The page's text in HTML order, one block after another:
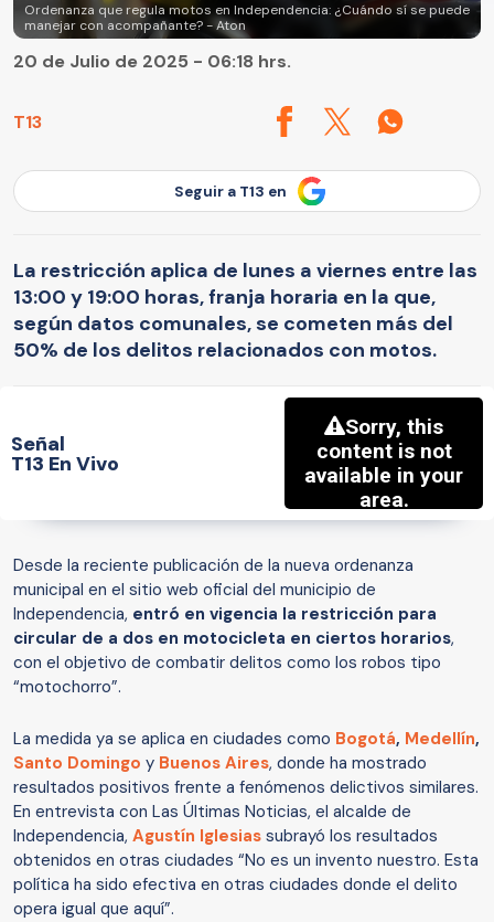
Ordenanza que regula motos en Independencia: ¿Cuándo sí se puede
manejar con acompañante? - Aton
T13
20 de Julio de 2025 - 06:18 hrs.
Seguir a T13 en
La restricción aplica de lunes a viernes entre las
13:00 y 19:00 horas, franja horaria en la que,
según datos comunales, se cometen más del
50% de los delitos relacionados con motos.
Señal
T13 En Vivo
Desde la reciente publicación de la nueva ordenanza
municipal en el sitio web oficial del municipio de
Independencia, entró en vigencia la restricción para
circular de a dos en motocicleta en ciertos horarios,
con el objetivo de combatir delitos como los robos tipo
“motochorro”.
La medida ya se aplica en ciudades como Bogotá, Medellín,
Santo Domingo y Buenos Aires, donde ha mostrado
resultados positivos frente a fenómenos delictivos similares.
En entrevista con Las Últimas Noticias, el alcalde de
Independencia, Agustín Iglesias subrayó los resultados
obtenidos en otras ciudades “No es un invento nuestro. Esta
política ha sido efectiva en otras ciudades donde el delito
opera igual que aquí”.